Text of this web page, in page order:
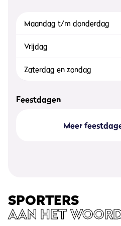
Maandag t/m donderdag
Vrijdag
Zaterdag en zondag
Feestdagen
Meer
SPORTERS
AAN HET